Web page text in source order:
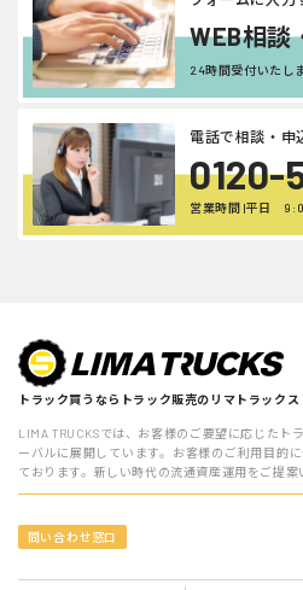
WEB相談
24時間受付いたし
0120-
電話で相談・申
営業時間 |平日
トラック買うならトラック販売のリマトラックス
LIMA TRUCKSでは、お客様のご要望に応じたト
ーバルに展開しています。お客様のご利用目的
ております。新しい時代の流通資産運用をご提案
問い合わせ窓口